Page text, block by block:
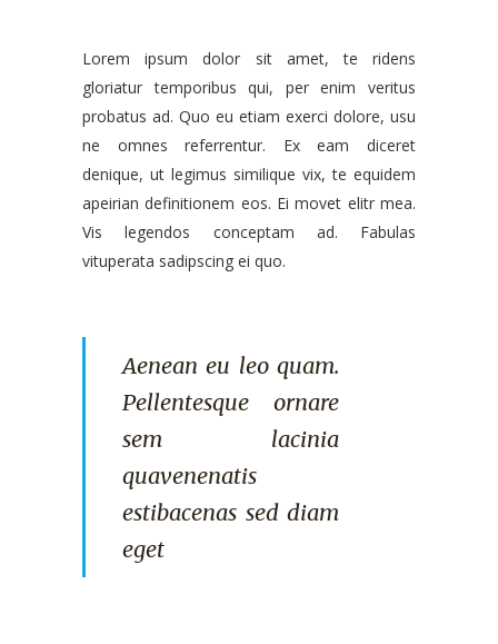
Lorem ipsum dolor sit amet, te ridens
gloriatur temporibus qui, per enim veritus
probatus ad. Quo eu etiam exerci dolore, usu
ne omnes referrentur. Ex eam diceret
denique, ut legimus similique vix, te equidem
apeirian definitionem eos. Ei movet elitr mea.
Vis legendos conceptam ad. Fabulas
vituperata sadipscing ei quo.
Aenean eu leo quam.
Pellentesque ornare
sem lacinia
quavenenatis
estibacenas sed diam
eget